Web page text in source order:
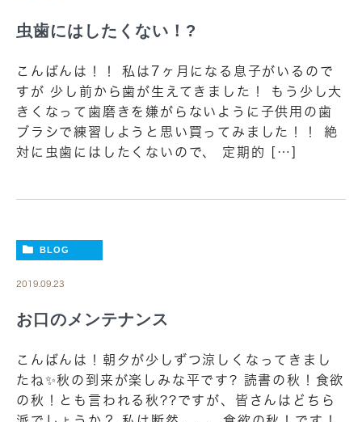
虫歯にはしたくない！?
こんばんは！！ 私は7ヶ月になる息子がいるので
すが 少し前から歯が生えてきました！ もう少し大
きくなって歯磨きを嫌がらないように子供用の歯
ブラシで練習しようと思い買ってみました！！ 絶
対に虫歯にはしたくないので、 定期的 […]
BLOG
2019.09.23
お口のメンテナンス
こんばんは！朝夕が少しずつ涼しくなってきまし
たね✨秋の到来が楽しみな平です? 読書の秋！食欲
の秋！とも言われる秋??ですが、皆さんはどちら